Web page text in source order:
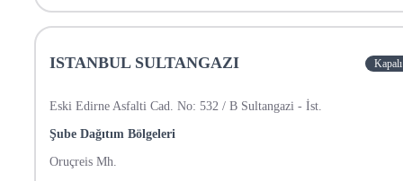
ISTANBUL SULTANGAZI Kapalı
Eski Edirne Asfalti Cad. No: 532 / B Sultangazi - İst.
Şube Dağıtım Bölgeleri
Oruçreis Mh.